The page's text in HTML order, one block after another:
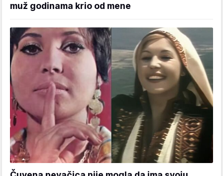
muž godinama krio od mene